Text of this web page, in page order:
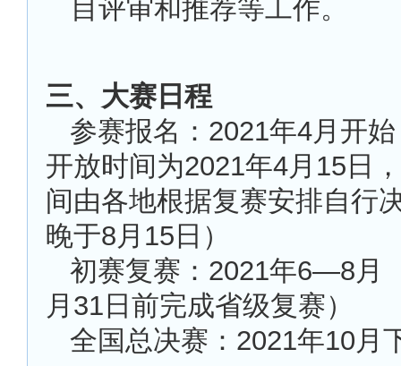
目评审和推荐等工作。
三、大赛日程
参赛报名：2021年4月开
开放时间为2021年4月15日
间由各地根据复赛安排自行
晚于8月15日）
初赛复赛：2021年6—8月
月31日前完成省级复赛）
全国总决赛：2021年10月